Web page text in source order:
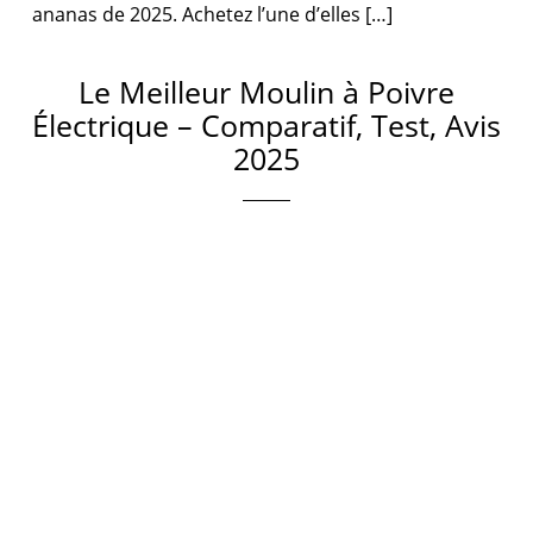
ananas de 2025. Achetez l’une d’elles […]
Le Meilleur Moulin à Poivre
Électrique – Comparatif, Test, Avis
2025